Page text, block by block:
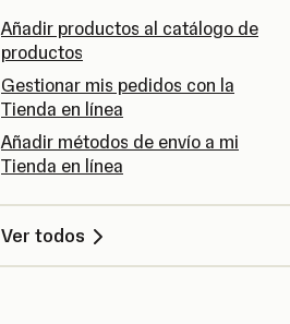
Añadir productos al catálogo de
productos
Gestionar mis pedidos con la
Tienda en línea
Añadir métodos de envío a mi
Tienda en línea
Ver todos